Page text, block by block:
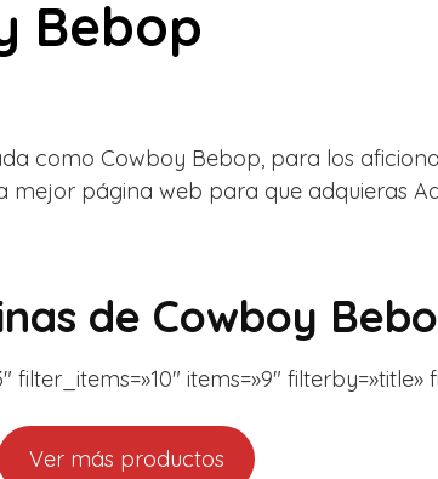
Bebop
como Cowboy Bebop, para los
mejor página web para que adquieras
de Cowboy
items=»9″
Ver más productos